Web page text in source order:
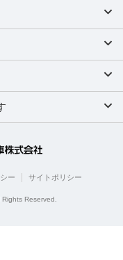
ー サイトポリシー
Reserved.